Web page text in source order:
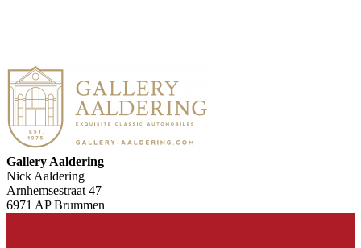
Gallery Aaldering
Nick Aaldering
Arnhemsestraat 47
6971 AP Brummen